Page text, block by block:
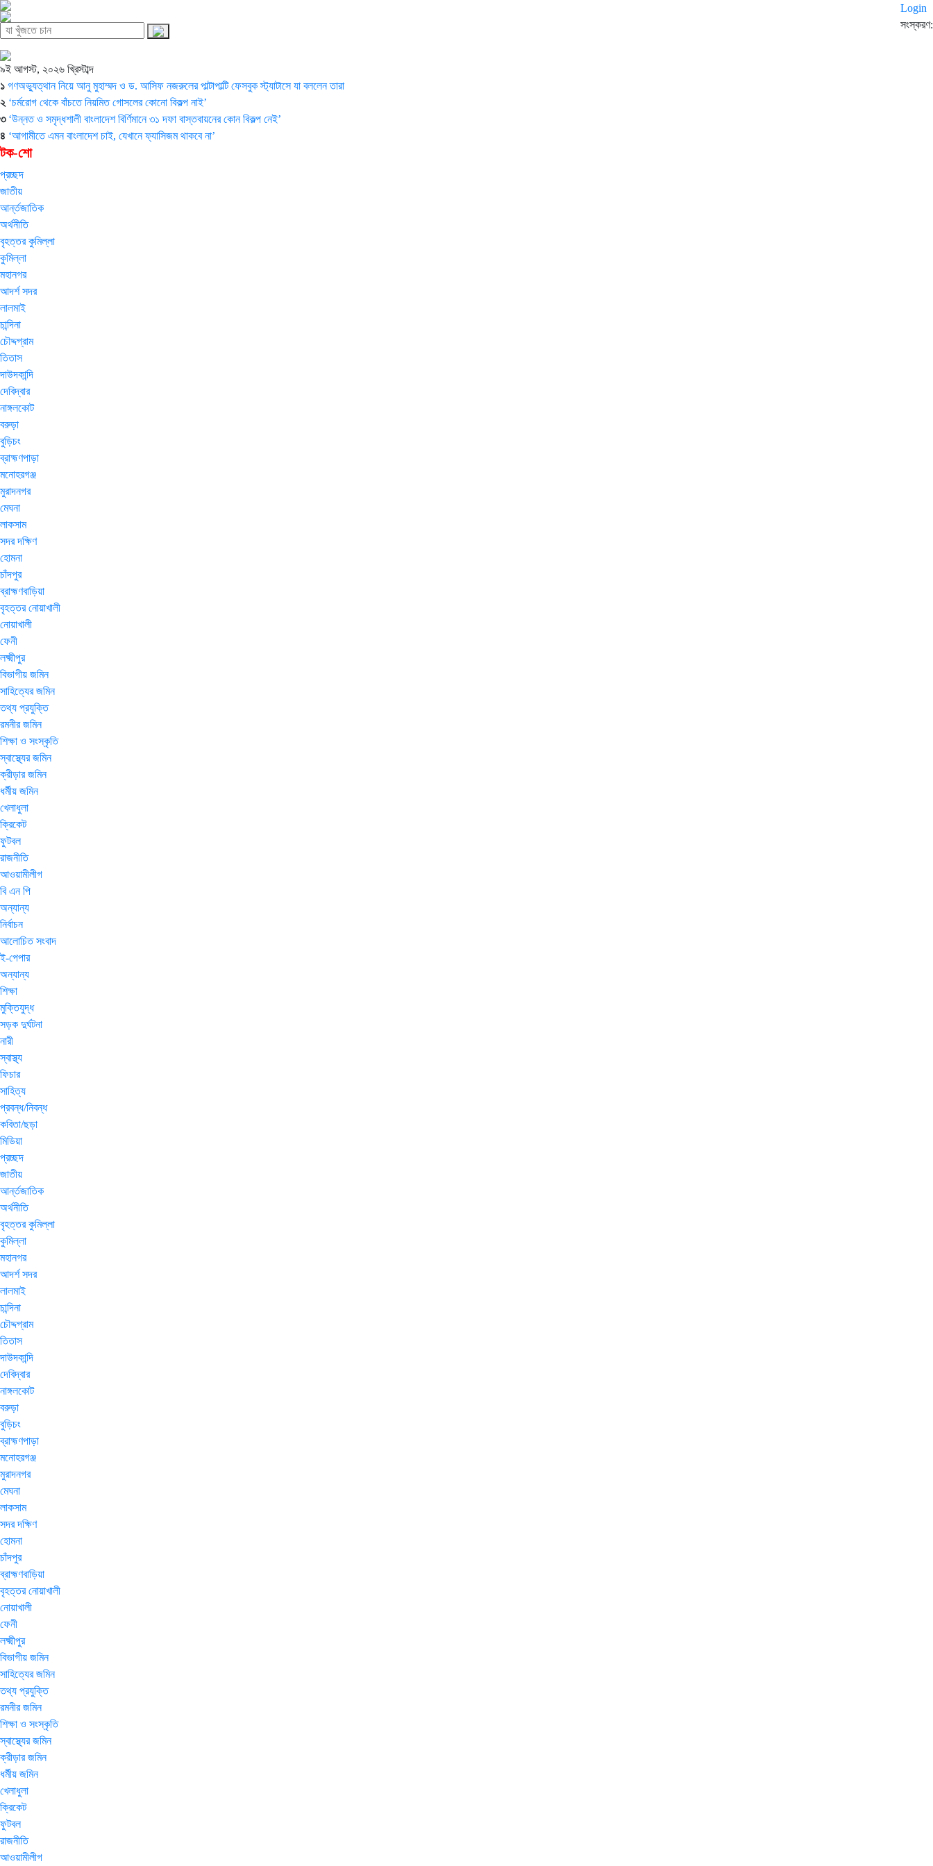
৯ই আগস্ট, ২০২৬ খ্রিস্টাব্দ
Login
সংস্করণ:
১ গণঅভ্যুত্থান নিয়ে আনু মুহাম্মদ ও ড. আসিফ নজরুলের পাল্টাপাল্টি ফেসবুক স্ট্যাটাসে যা বললেন তারা
২ ‘চর্মরোগ থেকে বাঁচতে নিয়মিত গোসলের কোনো বিকল্প নাই’
৩ ‘উন্নত ও সমৃদ্ধশালী বাংলাদেশ বির্ণিমানে ৩১ দফা বাস্তবায়নের কোন বিকল্প নেই’
৪ ‘আগামীতে এমন বাংলাদেশ চাই, যেখানে ফ্যাসিজম থাকবে না’
টক-শো
প্রচ্ছদ
জাতীয়
আর্ন্তজাতিক
অর্থনীতি
বৃহত্তর কুমিল্লা
কুমিল্লা
মহানগর
আদর্শ সদর
লালমাই
চান্দিনা
চৌদ্দগ্রাম
তিতাস
দাউদকান্দি
দেবিদ্বার
নাঙ্গলকোট
বরুড়া
বুড়িচং
ব্রাহ্মণপাড়া
মনোহরগঞ্জ
মুরাদনগর
মেঘনা
লাকসাম
সদর দক্ষিণ
হোমনা
চাঁদপুর
ব্রাহ্মণবাড়িয়া
বৃহত্তর নোয়াখালী
নোয়াখালী
ফেনী
লক্ষ্মীপুর
বিভাগীয় জমিন
সাহিত্যের জমিন
তথ্য প্রযুক্তি
রমনীর জমিন
শিক্ষা ও সংস্কৃতি
স্বাস্থ্যের জমিন
ক্রীড়ার জমিন
ধর্মীয় জমিন
খেলাধুলা
ক্রিকেট
ফুটবল
রাজনীতি
আওয়ামীলীগ
বি এন পি
অন্যান্য
নির্বাচন
আলোচিত সংবাদ
ই-পেপার
অন্যান্য
শিক্ষা
মুক্তিযুদ্ধ
সড়ক দুর্ঘটনা
নারী
স্বাস্থ্য
ফিচার
সাহিত্য
প্রবন্ধ/নিবন্ধ
কবিতা/ছড়া
মিডিয়া
প্রচ্ছদ
জাতীয়
আর্ন্তজাতিক
অর্থনীতি
বৃহত্তর কুমিল্লা
কুমিল্লা
মহানগর
আদর্শ সদর
লালমাই
চান্দিনা
চৌদ্দগ্রাম
তিতাস
দাউদকান্দি
দেবিদ্বার
নাঙ্গলকোট
বরুড়া
বুড়িচং
ব্রাহ্মণপাড়া
মনোহরগঞ্জ
মুরাদনগর
মেঘনা
লাকসাম
সদর দক্ষিণ
হোমনা
চাঁদপুর
ব্রাহ্মণবাড়িয়া
বৃহত্তর নোয়াখালী
নোয়াখালী
ফেনী
লক্ষ্মীপুর
বিভাগীয় জমিন
সাহিত্যের জমিন
তথ্য প্রযুক্তি
রমনীর জমিন
শিক্ষা ও সংস্কৃতি
স্বাস্থ্যের জমিন
ক্রীড়ার জমিন
ধর্মীয় জমিন
খেলাধুলা
ক্রিকেট
ফুটবল
রাজনীতি
আওয়ামীলীগ